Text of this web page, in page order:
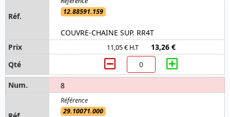
12.88591.159
COUVRE-CHAINE SUP. RR4T
11,05 € H.T 13,26 €
8
29.10071.000